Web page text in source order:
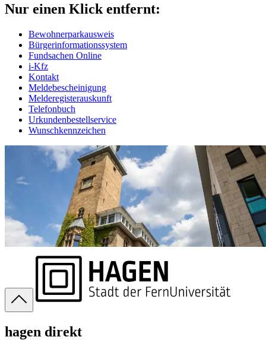
Nur einen Klick entfernt:
Bewohnerparkausweis
Bürgerinformationssystem
Fundsachen Online
i-Kfz
Kontakt
Meldebescheinigung
Melderegisterauskunft
Telefonbuch
Urkundenbestellservice
Wunschkennzeichen
hagen direkt